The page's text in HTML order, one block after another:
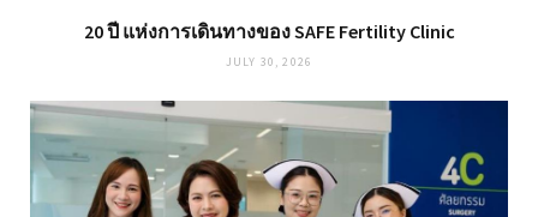
20 ปี แห่งการเดินทางของ SAFE Fertility Clinic
JULY 30, 2026